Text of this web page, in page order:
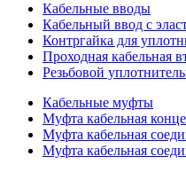
Кабельные вводы
Кабельный ввод с
Контргайка для
Проходная кабельная
Резьбовой
Кабельные муфты
Муфта кабельная
Муфта кабельная
Муфта кабельная